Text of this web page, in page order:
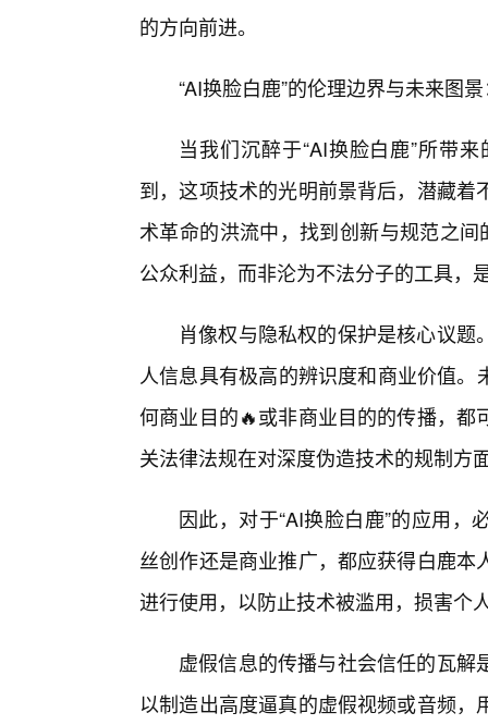
的方向前进。
“AI换脸白鹿”的伦理边界与未来图
当我们沉醉于“AI换脸白鹿”所带
到，这项技术的光明前景背后，潜藏
术革命的洪流中，找到创新与规范之
公众利益，而非沦为不法分子的工具，
肖像权与隐私权的保护是核心议
人信息具有极高的辨识度和商业价值
何商业目的🔥或非商业目的的传播，
关法律法规在对深度伪造技术的规制方
因此，对于“AI换脸白鹿”的应用
丝创作还是商业推广，都应获得白鹿
进行使用，以防止技术被滥用，损害个
虚假信息的传播与社会信任的瓦
以制造出高度逼真的虚假视频或音频